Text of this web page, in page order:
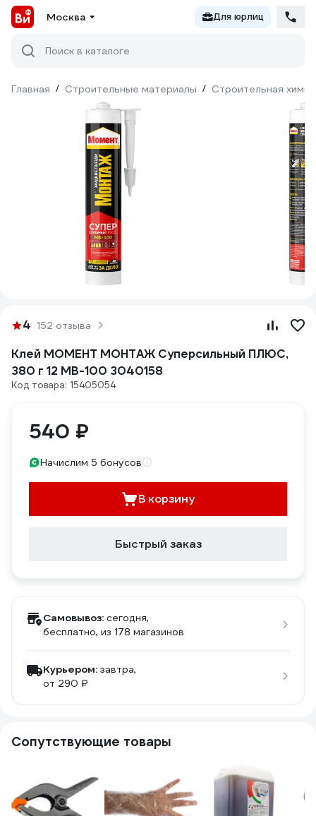
Москва Для юрлиц
Поиск в каталоге
Главная / Строительные материалы / Строительная химия
4 152 отзыва
Клей МОМЕНТ МОНТАЖ Суперсильный ПЛЮС,
380 г 12 МB-100 3040158
Код товара: 15405054
540 ₽
Начислим 5 бонусов
В корзину
Быстрый заказ
Самовывоз: сегодня,
бесплатно, из 178 магазинов
Курьером: завтра,
от 290 ₽
Сопутствующие товары